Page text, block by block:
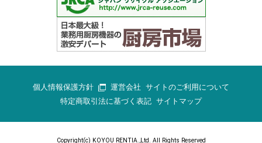
個人情報保護方針 運営会社 サイトのご利用について
特定商取引法に基づく表記 サイトマップ
Copyright(c) KOYOU RENTIA.,Ltd. All Rights Reserved